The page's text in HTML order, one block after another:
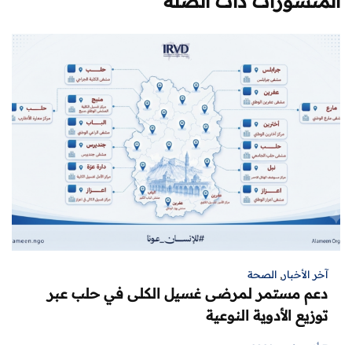
آخر الأخبار, الصحة
دعم مستمر لمرضى غسيل الكلى في حلب عبر
توزيع الأدوية النوعية